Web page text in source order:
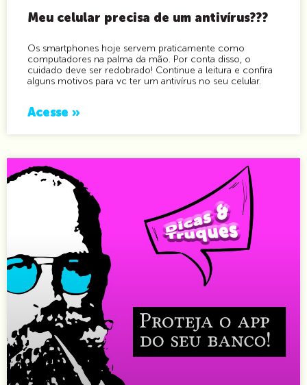
Meu celular precisa de um antivírus???
Os smartphones hoje servem praticamente como
computadores na palma da mão. Por conta disso, o
cuidado deve ser redobrado! Continue a leitura e confira
alguns motivos para vc ter um antivírus no seu celular.
Acesse »